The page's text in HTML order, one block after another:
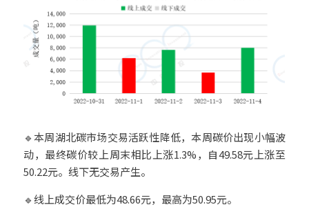
🔹本周湖北碳市场交易活跃性降低，本周碳价出现小幅波
动，最终碳价较上周末相比上涨1.3%，自49.58元上涨至
50.22元。线下无交易产生。
🔹线上成交价最低为48.66元，最高为50.95元。